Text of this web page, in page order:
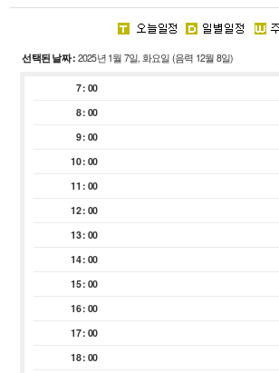
·주요기능
· 시설안내
회원종목단체
종목단체
클럽등록 및 동호인 등록
참여마당
경영공시
선택된 날짜 : 2025년 1월 7일, 화요일 (음력 12월 8일)
7 : 00
8 : 00
9 : 00
10 : 00
11 : 00
12 : 00
13 : 00
14 : 00
15 : 00
16 : 00
17 : 00
18 : 00